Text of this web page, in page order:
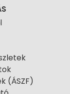
(ÁSZF)